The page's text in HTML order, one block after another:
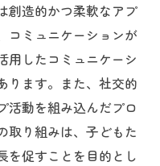
創造的かつ柔軟なアプ
コミュニケーションが
用したコミュニケーシ
ります。また、社交的
活動を組み込んだプロ
取り組みは、子どもた
を促すことを目的とし